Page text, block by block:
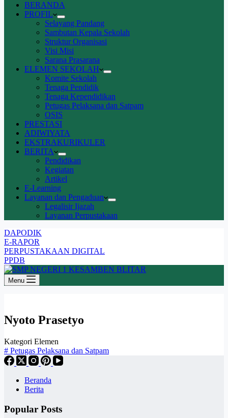
BERANDA
PROFIL
Selayang Pandang
Sambutan Kepala Sekolah
Struktur Organisasi
Visi Misi
Sarana Prasarana
ELEMEN SEKOLAH
Komite Sekolah
Tenaga Pendidik
Tenaga Kependidikan
Petugas Pelaksana dan Satpam
OSIS
PRESTASI
ADIWIYATA
EKSTRAKURIKULER
BERITA
Pendidikan
Kegiatan
Artikel
E-Learning
Layanan dan Pengaduan
Legalisir Ijazah
Layanan Perpustakaan
DAPODIK
E-RAPOR
PERPUSTAKAAN DIGITAL
PPDB
Menu
Nyoto Prasetyo
Kategori Elemen
# Petugas Pelaksana dan Satpam
Beranda
Berita
Popular Posts